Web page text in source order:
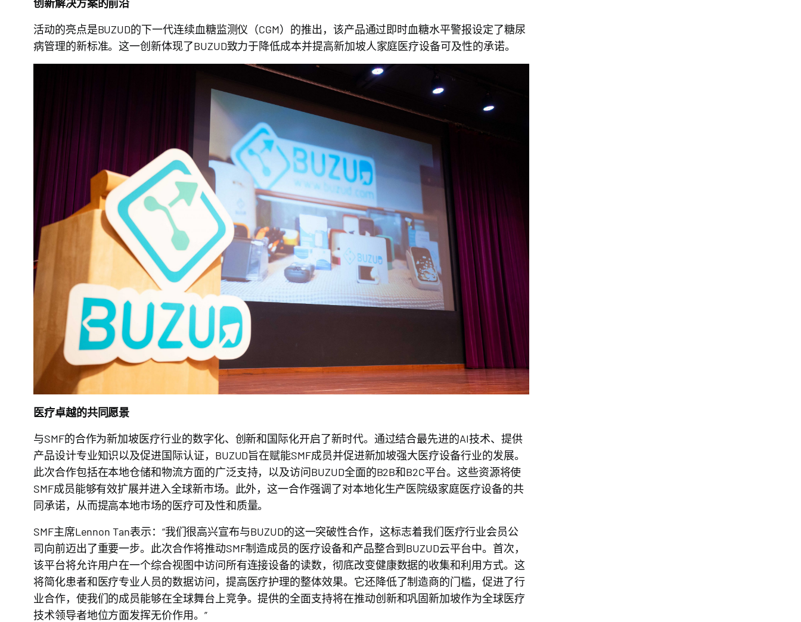
创新解决方案的前沿
活动的亮点是BUZUD的下一代连续血糖监测仪（CGM）的推出，该产品通过即时血糖水平警报设定了糖尿
病管理的新标准。这一创新体现了BUZUD致力于降低成本并提高新加坡人家庭医疗设备可及性的承诺。
医疗卓越的共同愿景
与SMF的合作为新加坡医疗行业的数字化、创新和国际化开启了新时代。通过结合最先进的AI技术、提供
产品设计专业知识以及促进国际认证，BUZUD旨在赋能SMF成员并促进新加坡强大医疗设备行业的发展。
此次合作包括在本地仓储和物流方面的广泛支持，以及访问BUZUD全面的B2B和B2C平台。这些资源将使
SMF成员能够有效扩展并进入全球新市场。此外，这一合作强调了对本地化生产医院级家庭医疗设备的共
同承诺，从而提高本地市场的医疗可及性和质量。
SMF主席Lennon Tan表示：“我们很高兴宣布与BUZUD的这一突破性合作，这标志着我们医疗行业会员公
司向前迈出了重要一步。此次合作将推动SMF制造成员的医疗设备和产品整合到BUZUD云平台中。首次，
该平台将允许用户在一个综合视图中访问所有连接设备的读数，彻底改变健康数据的收集和利用方式。这
将简化患者和医疗专业人员的数据访问，提高医疗护理的整体效果。它还降低了制造商的门槛，促进了行
业合作，使我们的成员能够在全球舞台上竞争。提供的全面支持将在推动创新和巩固新加坡作为全球医疗
技术领导者地位方面发挥无价作用。”